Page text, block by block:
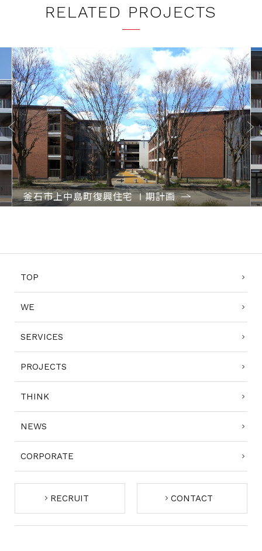
RELATED PROJECTS
Previo
us
釜石市上中島町復興住宅 Ⅰ期計画
Next
TOP
WE
SERVICES
PROJECTS
THINK
NEWS
CORPORATE
RECRUIT CONTACT